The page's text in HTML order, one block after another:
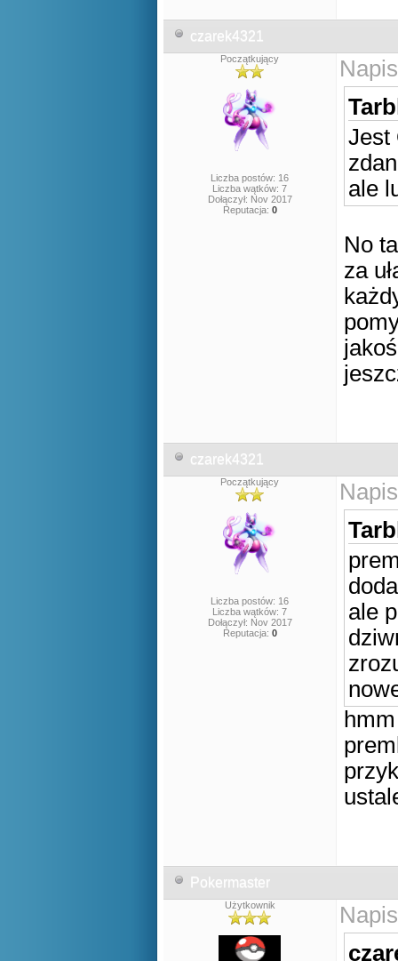
czarek4321
Początkujący
Liczba postów: 16
Liczba wątków: 7
Dołączył: Nov 2017
Reputacja: 0
Jest
ale
No
za
czarek4321
Początkujący
Liczba postów: 16
Liczba wątków: 7
Dołączył: Nov 2017
Reputacja: 0
ale
Pokermaster
Użytkownik